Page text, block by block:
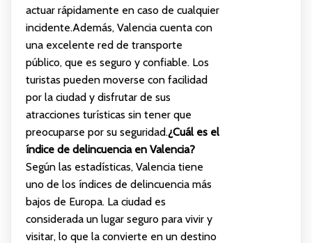
actuar rápidamente en caso de cualquier
incidente.Además, Valencia cuenta con
una excelente red de transporte
público, que es seguro y confiable. Los
turistas pueden moverse con facilidad
por la ciudad y disfrutar de sus
atracciones turísticas sin tener que
preocuparse por su seguridad.¿Cuál es el
índice de delincuencia en Valencia?
Según las estadísticas, Valencia tiene
uno de los índices de delincuencia más
bajos de Europa. La ciudad es
considerada un lugar seguro para vivir y
visitar, lo que la convierte en un destino